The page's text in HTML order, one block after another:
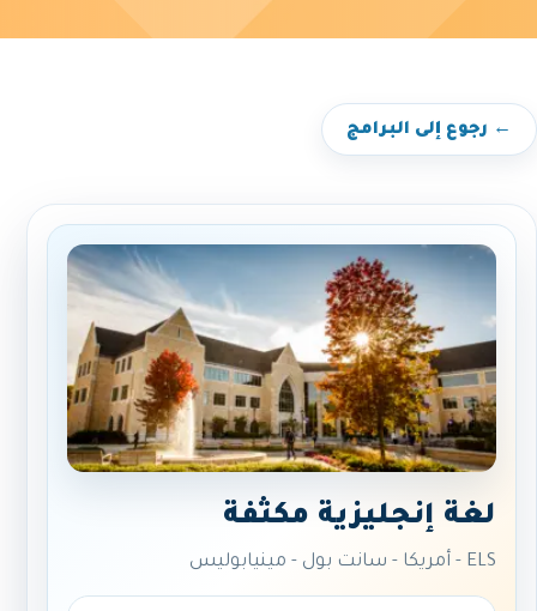
← رجوع إلى البرامج
لغة إنجليزية مكثفة
ELS - أمريكا - سانت بول - مينيابوليس